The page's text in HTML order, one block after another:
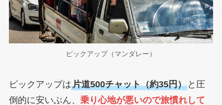
ピックアップ（マンダレー）
ピックアップは片道500チャット（約35円）と圧
倒的に安いぶん、 乗り心地が悪いので旅慣れして